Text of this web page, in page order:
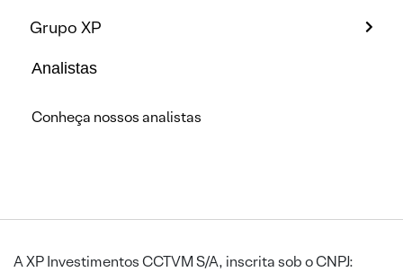
Grupo XP
Analistas
Conheça nossos analistas
A XP Investimentos CCTVM S/A, inscrita sob o CNPJ: